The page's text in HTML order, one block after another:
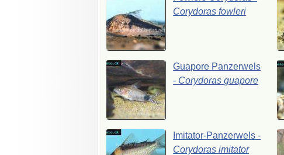
Corydorasfowleri
Guapore Panzerwels
- Corydorasguapore
Imitator-Panzerwels-
Corydorasimitator